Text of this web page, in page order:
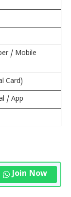
/ Mobile
Card)
/ App
Join Now